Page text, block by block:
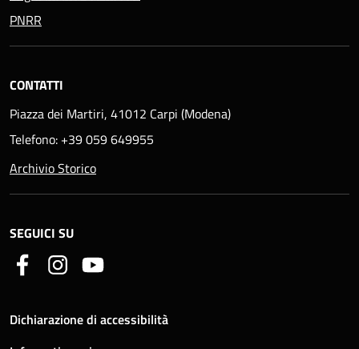
PNRR
CONTATTI
Piazza dei Martiri, 41012 Carpi (Modena)
Telefono: +39 059 649955
Archivio Storico
SEGUICI SU
Dichiarazione di accessibilità